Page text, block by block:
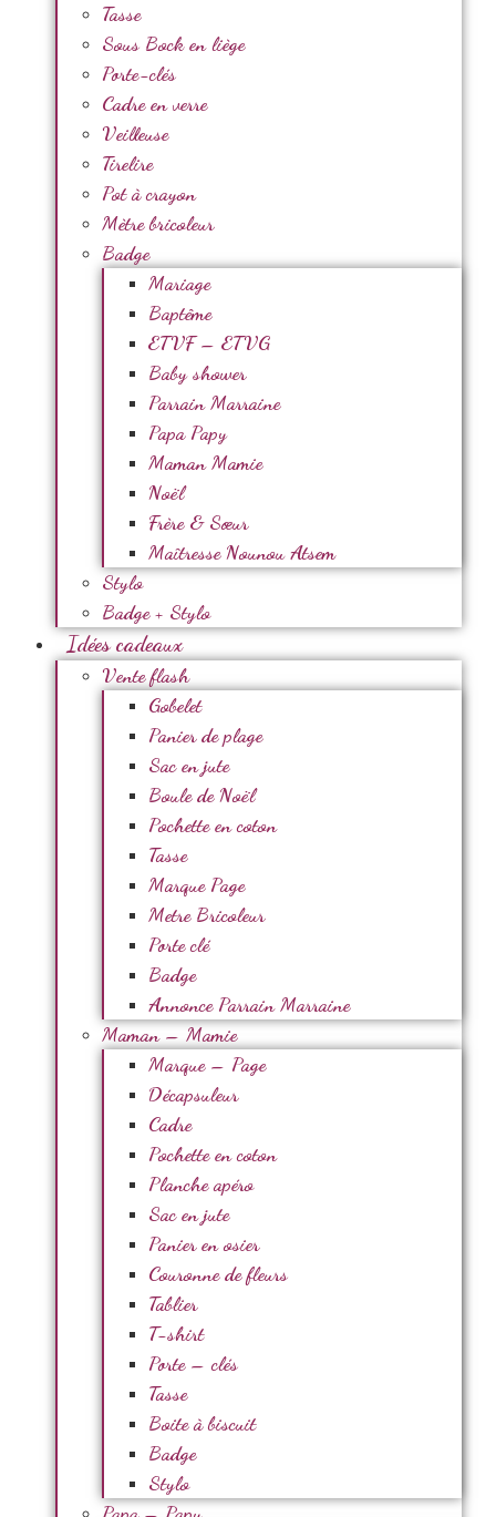
Tasse
Sous Bock en liège
Porte-clés
Cadre en verre
Veilleuse
Tirelire
Pot à crayon
Mètre bricoleur
Badge
Mariage
Baptême
ETVF – ETVG
Baby shower
Parrain Marraine
Papa Papy
Maman Mamie
Noël
Frère & Sœur
Maîtresse Nounou Atsem
Stylo
Badge + Stylo
Idées cadeaux
Vente flash
Gobelet
Panier de plage
Sac en jute
Boule de Noël
Pochette en coton
Tasse
Marque Page
Metre Bricoleur
Porte clé
Badge
Annonce Parrain Marraine
Maman – Mamie
Marque – Page
Décapsuleur
Cadre
Pochette en coton
Planche apéro
Sac en jute
Panier en osier
Couronne de fleurs
Tablier
T-shirt
Porte – clés
Tasse
Boite à biscuit
Badge
Stylo